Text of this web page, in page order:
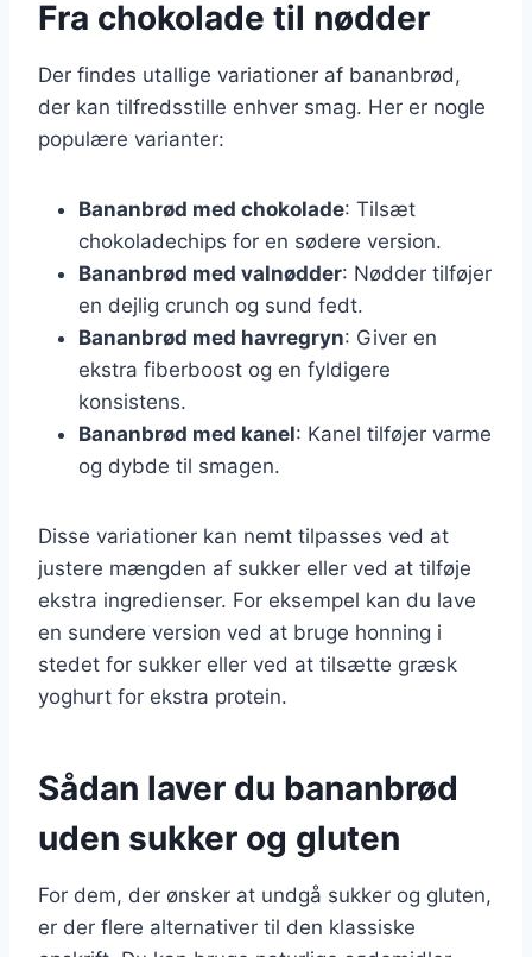
Fra chokolade til nødder
Der findes utallige variationer af bananbrød,
der kan tilfredsstille enhver smag. Her er nogle
populære varianter:
Bananbrød med chokolade: Tilsæt
chokoladechips for en sødere version.
Bananbrød med valnødder: Nødder tilføjer
en dejlig crunch og sund fedt.
Bananbrød med havregryn: Giver en
ekstra fiberboost og en fyldigere
konsistens.
Bananbrød med kanel: Kanel tilføjer varme
og dybde til smagen.
Disse variationer kan nemt tilpasses ved at
justere mængden af sukker eller ved at tilføje
ekstra ingredienser. For eksempel kan du lave
en sundere version ved at bruge honning i
stedet for sukker eller ved at tilsætte græsk
yoghurt for ekstra protein.
Sådan laver du bananbrød
uden sukker og gluten
For dem, der ønsker at undgå sukker og gluten,
er der flere alternativer til den klassiske